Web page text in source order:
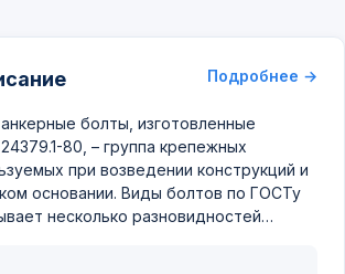
Подробнее →
болты, изготовленные
80, – группа крепежных
при возведении конструкций и
основании. Виды болтов по ГОСТу
несколько разновидностей…